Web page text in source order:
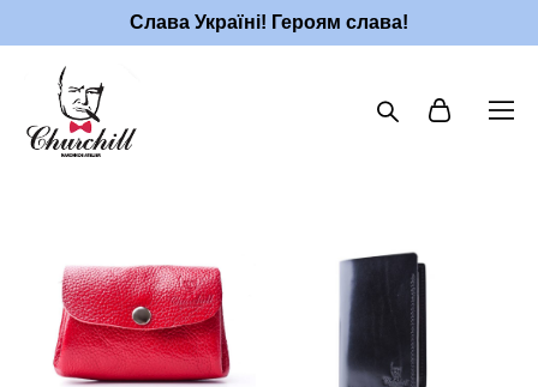
Слава Україні! Героям слава!